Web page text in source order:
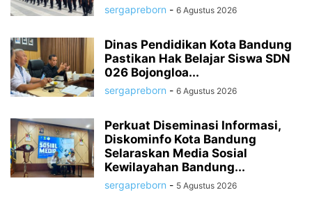
sergapreborn - 6 Agustus 2026
Dinas Pendidikan Kota Bandung
Pastikan Hak Belajar Siswa SDN
026 Bojongloa...
sergapreborn - 6 Agustus 2026
Perkuat Diseminasi Informasi,
Diskominfo Kota Bandung
Selaraskan Media Sosial
Kewilayahan Bandung...
sergapreborn - 5 Agustus 2026